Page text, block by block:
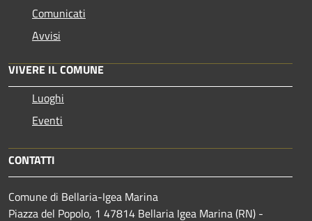
Comunicati
Avvisi
VIVERE IL COMUNE
Luoghi
Eventi
CONTATTI
Comune di Bellaria-Igea Marina
Piazza del Popolo, 1 47814 Bellaria Igea Marina (RN) -